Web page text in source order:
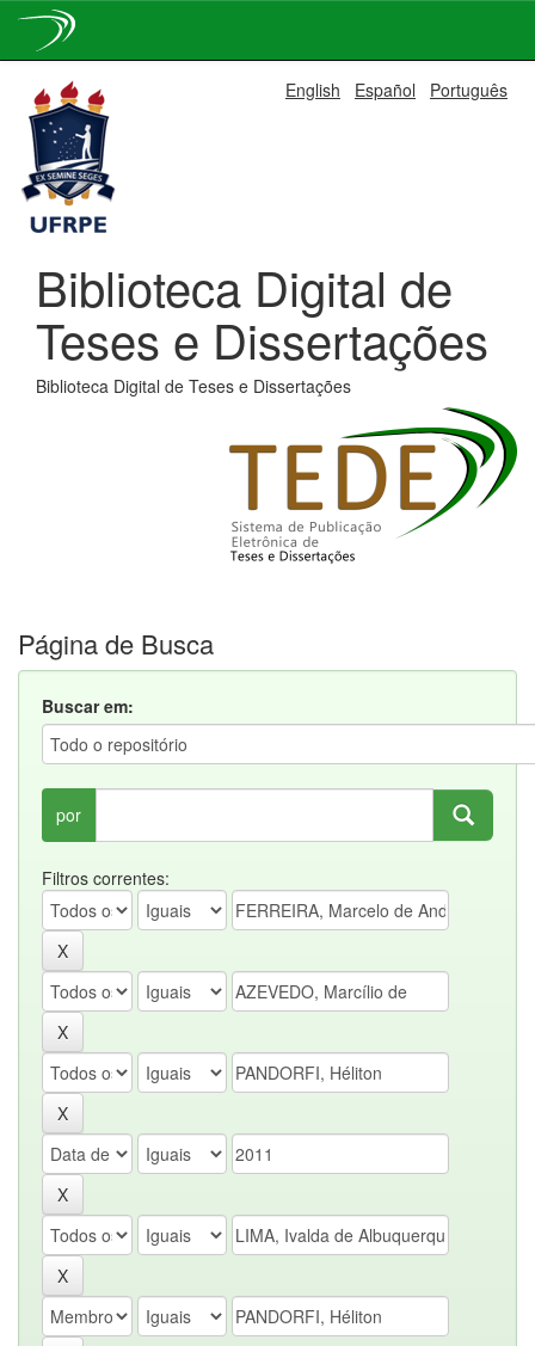
navigation
English Español Português
Biblioteca Digital de
Teses e Dissertações
Biblioteca Digital de Teses e Dissertações
Página de Busca
Buscar em:
por
Filtros correntes: